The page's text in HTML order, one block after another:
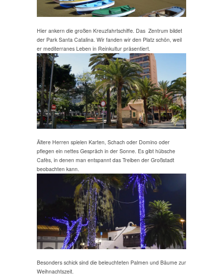
Hier ankern die großen Kreuzfahrtschiffe. Das Zentrum bildet
der Park Santa Catalina. Wir fanden wir den Platz schön, weil
er mediterranes Leben in Reinkultur präsentiert.
Ältere Herren spielen Karten, Schach oder Domino oder
pflegen ein nettes Gespräch in der Sonne. Es gibt hübsche
Cafès, in denen man entspannt das Treiben der Großstadt
beobachten kann.
Besonders schick sind die beleuchteten Palmen und Bäume zur
Weihnachtszeit.